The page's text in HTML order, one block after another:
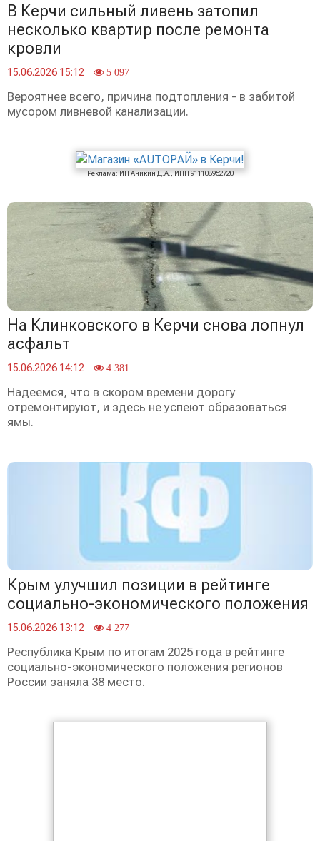
В Керчи сильный ливень затопил
несколько квартир после ремонта
кровли
15.06.2026 15:12 5 097
Вероятнее всего, причина подтопления - в забитой
мусором ливневой канализации.
Реклама: ИП Аникин Д.А., ИНН 911108952720
На Клинковского в Керчи снова лопнул
асфальт
15.06.2026 14:12 4 381
Надеемся, что в скором времени дорогу
отремонтируют, и здесь не успеют образоваться
ямы.
Крым улучшил позиции в рейтинге
социально-экономического положения
15.06.2026 13:12 4 277
Республика Крым по итогам 2025 года в рейтинге
социально-экономического положения регионов
России заняла 38 место.